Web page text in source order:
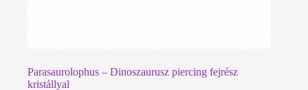
Parasaurolophus – Dinoszaurusz piercing fejrész
kristállyal